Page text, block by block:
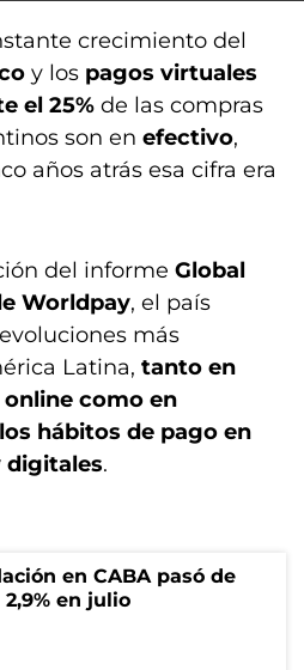
crecimiento del
y los pagos virtuales
el 25% de las compras
son en efectivo,
años atrás esa cifra era
del informe Global
Worldpay, el país
más
Latina, tanto en
como en
hábitos de pago en
digitales.
en CABA pasó de
2,9% en julio